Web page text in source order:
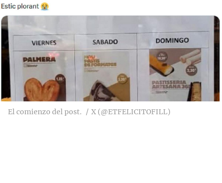
El comienzo del post. X (@ETFELICITOFILL)